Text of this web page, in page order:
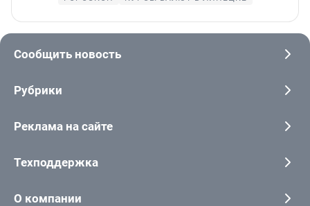
Сообщить новость
Рубрики
Реклама на сайте
Техподдержка
О компании